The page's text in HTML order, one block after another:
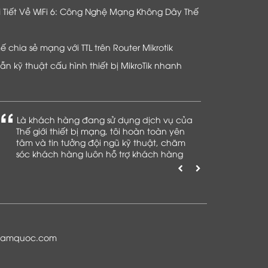
Tiết Về WiFi 6: Công Nghệ Mạng Không Dây Thế
chia sẻ mạng với TTL trên Router Mikrotik
kỹ thuật cấu hình thiết bị MikroTik nhanh
Là khách hàng đang sử dụng dịch vụ của
Thế giới thiết bị mạng, tôi hoàn toàn yên
tâm và tin tưởng đội ngũ kỹ thuật, chăm
sóc khách hàng luôn hỗ trợ khách hàng